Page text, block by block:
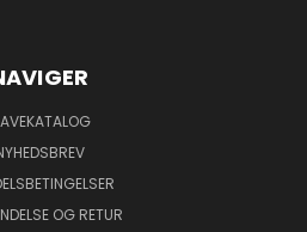
OG RETUR